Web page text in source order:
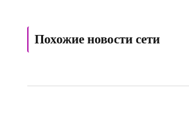
Похожие новости сети